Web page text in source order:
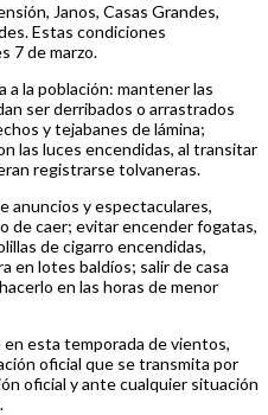
Janos, Casas Grandes,
Estas condiciones
7 de marzo.
a la población: mantener las
ser derribados o arrastrados
y tejabanes de lámina;
las luces encendidas, al transitar
registrarse tolvaneras.
anuncios y espectaculares,
de caer; evitar encender fogatas,
de cigarro encendidas,
en lotes baldíos; salir de casa
en las horas de menor
esta temporada de vientos,
oficial que se transmita por
oficial y ante cualquier situación